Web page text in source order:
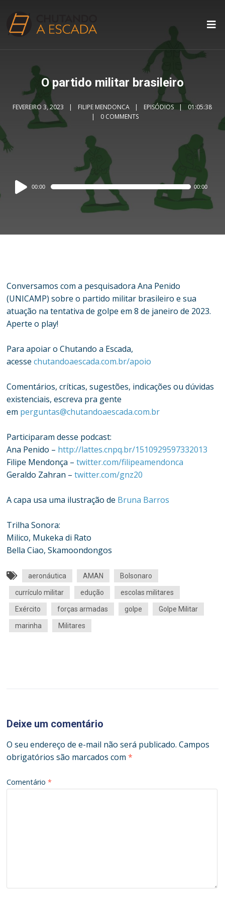
O partido militar brasileiro
FEVEREIRO 3, 2023 FILIPE MENDONCA EPISÓDIOS
01:05:38
0 COMMENTS
Audio
Player
00:00 00:00
Conversamos com a pesquisadora Ana Penido
(UNICAMP) sobre o partido militar brasileiro e sua
atuação na tentativa de golpe em 8 de janeiro de 2023.
Aperte o play!
Para apoiar o Chutando a Escada,
acessechutandoaescada.com.br/apoio
Comentários, críticas, sugestões, indicações ou dúvidas
existenciais, escreva pra gente
em perguntas@chutandoaescada.com.br
Participaram desse podcast:
Ana Penido – http://lattes.cnpq.br/1510929597332013
Filipe Mendonça –twitter.com/filipeamendonca
Geraldo Zahran –twitter.com/gnz20
A capa usa uma ilustração de Bruna Barros
Trilha Sonora:
Milico, Mukeka di Rato
Bella Ciao, Skamoondongos
aeronáutica AMAN Bolsonaro
currículo militar edução escolas militares
Exército forças armadas golpe Golpe Militar
marinha Militares
Deixe um comentário
O seu endereço de e-mail não será publicado. Campos
obrigatórios são marcados com*
Comentário*